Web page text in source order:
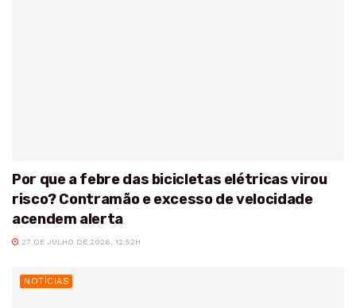
Por que a febre das bicicletas elétricas virou
risco? Contramão e excesso de velocidade
acendem alerta
27 DE JULHO DE 2026, 12:52H
NOTÍCIAS